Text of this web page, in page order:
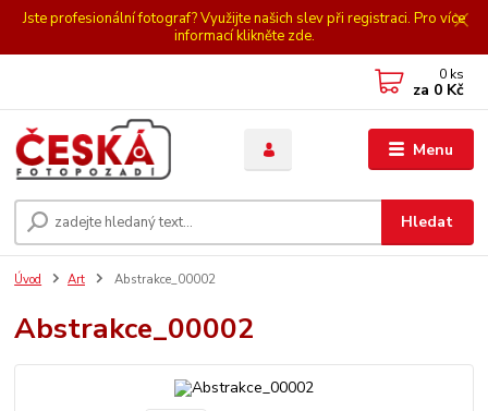
Jste profesionální fotograf? Využijte našich slev při registraci. Pro více
informací klikněte zde.
Menu
Hledat
0 ks
za 0 Kč
Úvod Art Abstrakce_00002
Abstrakce_00002